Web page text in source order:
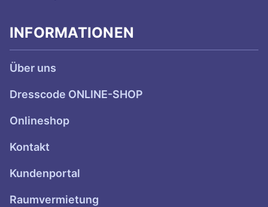
INFORMATIONEN
Über uns
Dresscode ONLINE-SHOP
Onlineshop
Kontakt
Kundenportal
Raumvermietung